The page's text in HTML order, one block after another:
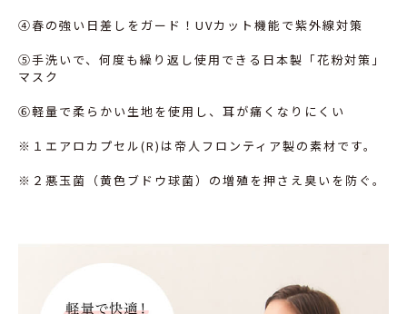
④春の強い日差しをガード！UVカット機能で紫外線対策
⑤手洗いで、何度も繰り返し使用できる日本製「花粉対策」
マスク
⑥軽量で柔らかい生地を使用し、耳が痛くなりにくい
※１エアロカプセル(R)は帝人フロンティア製の素材です。
※２悪玉菌（黄色ブドウ球菌）の増殖を押さえ臭いを防ぐ。